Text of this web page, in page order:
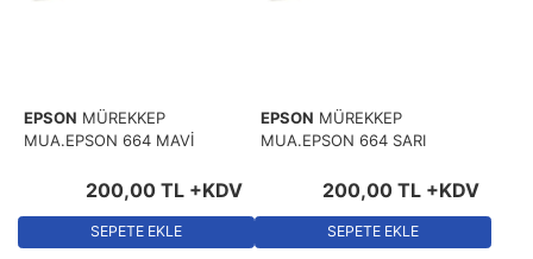
EPSON MÜREKKEP
MUA.EPSON 664 MAVİ
200,00 TL +KDV
SEPETE EKLE
EPSON MÜREKKEP
MUA.EPSON 664 SARI
200,00 TL +KDV
SEPETE EKLE